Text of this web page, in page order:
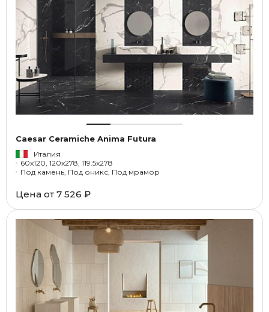
Caesar Ceramiche Anima Futura
Италия
60x120, 120x278, 119.5x278
Под камень, Под оникс, Под мрамор
Цена от 7 526 ₽